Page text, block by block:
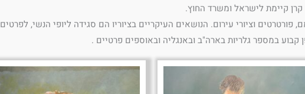
קרן קיימת לישראל ומשרד החוץ.
וציורי עירום. הנושאים העיקריים בציוריו הם סגידה ליופי הנשי, לפרטים
קבוע במספר גלריות בארה"ב ובאנגליה ובאוספים פרטיים .